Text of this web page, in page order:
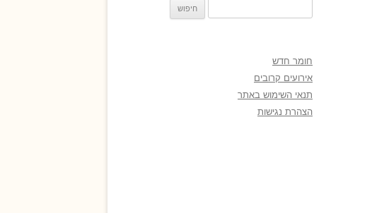
חומר חדש
אירועים קרובים
תנאי השימוש באתר
הצהרת נגישות